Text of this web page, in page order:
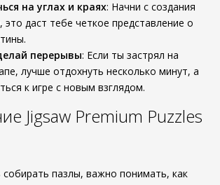
на углах и краях: Начни с создания
это даст тебе четкое представление о
перерывы: Если ты застрял на
лучше отдохнуть несколько минут, а
к игре с новым взглядом.
Jigsaw Premium Puzzles
пазлы, важно понимать, как